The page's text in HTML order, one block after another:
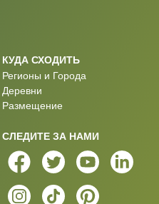
КУДА СХОДИТЬ
Регионы и Города
Деревни
Размещение
СЛЕДИТЕ ЗА НАМИ